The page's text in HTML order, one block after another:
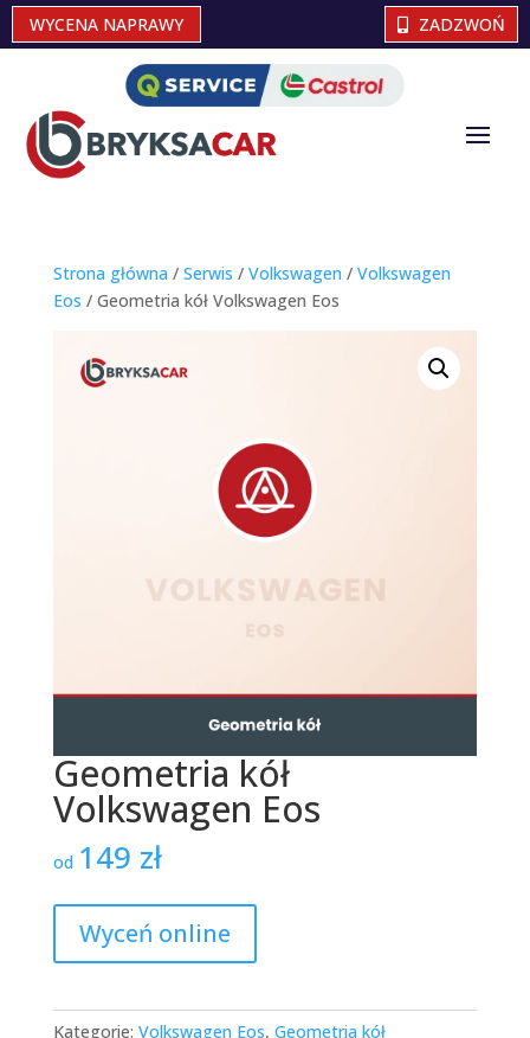
WYCENA NAPRAWY ZADZWOŃ
Strona główna / Serwis / Volkswagen / Volkswagen
Eos / Geometria kół Volkswagen Eos
Geometria kół
Volkswagen Eos
od 149 zł
Wyceń online
Kategorie: Volkswagen Eos, Geometria kół